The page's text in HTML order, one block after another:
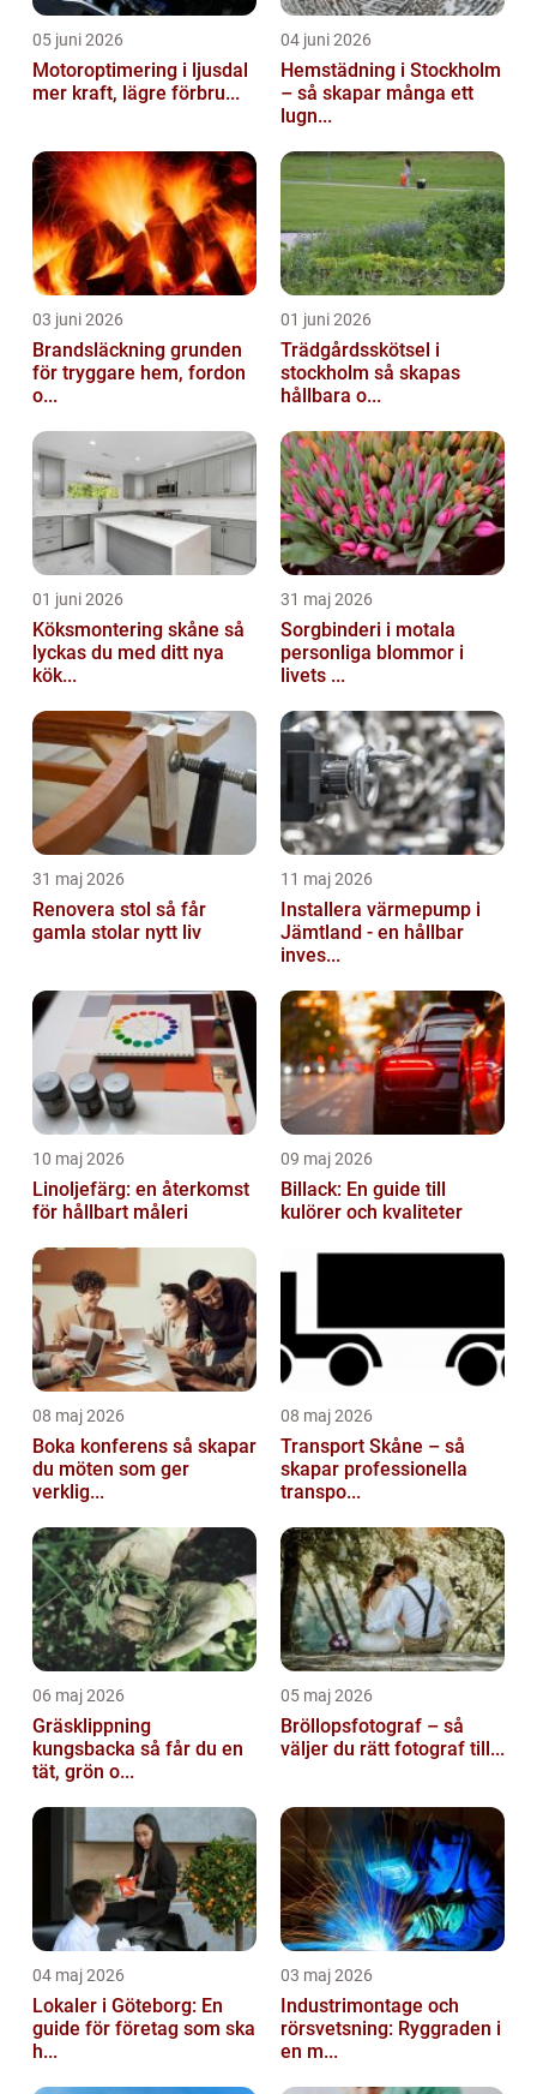
05 juni 2026
Motoroptimering i ljusdal
mer kraft, lägre förbru...
04 juni 2026
Hemstädning i Stockholm
– så skapar många ett
lugn...
03 juni 2026
Brandsläckning grunden
för tryggare hem, fordon
o...
01 juni 2026
Trädgårdsskötsel i
stockholm så skapas
hållbara o...
01 juni 2026
Köksmontering skåne så
lyckas du med ditt nya
kök...
31 maj 2026
Sorgbinderi i motala
personliga blommor i
livets ...
31 maj 2026
Renovera stol så får
gamla stolar nytt liv
11 maj 2026
Installera värmepump i
Jämtland - en hållbar
inves...
10 maj 2026
Linoljefärg: en återkomst
för hållbart måleri
09 maj 2026
Billack: En guide till
kulörer och kvaliteter
08 maj 2026
Boka konferens så skapar
du möten som ger
verklig...
08 maj 2026
Transport Skåne – så
skapar professionella
transpo...
06 maj 2026
Gräsklippning
kungsbacka så får du en
tät, grön o...
05 maj 2026
Bröllopsfotograf – så
väljer du rätt fotograf till...
04 maj 2026
Lokaler i Göteborg: En
guide för företag som ska
h...
03 maj 2026
Industrimontage och
rörsvetsning: Ryggraden i
en m...